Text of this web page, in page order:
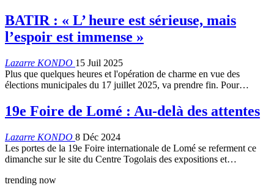
BATIR : « L’ heure est sérieuse, mais
l’espoir est immense »
Lazarre KONDO 15 Juil 2025
Plus que quelques heures et l'opération de charme en vue des
élections municipales du 17 juillet 2025, va prendre fin. Pour…
19e Foire de Lomé : Au-delà des attentes
Lazarre KONDO 8 Déc 2024
Les portes de la 19e Foire internationale de Lomé se referment ce
dimanche sur le site du Centre Togolais des expositions et…
trending now